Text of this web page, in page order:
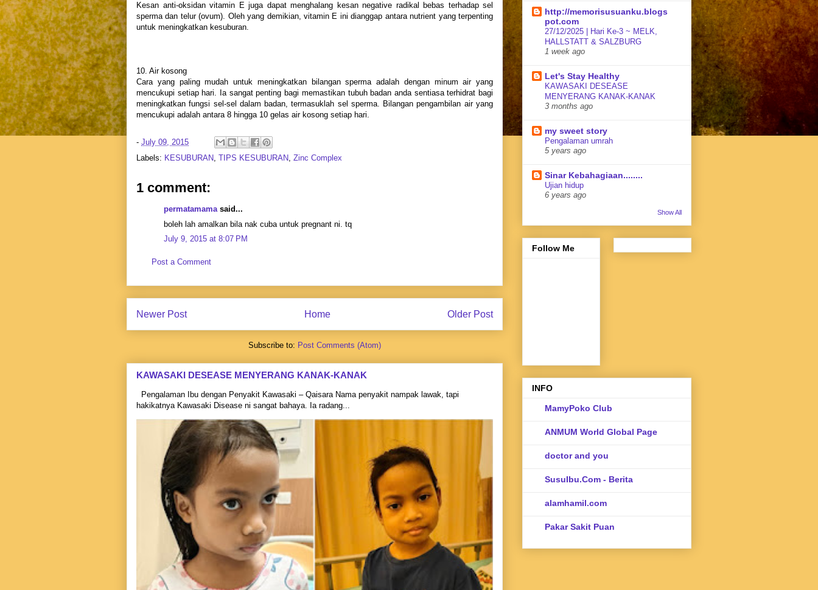
Kesan anti-oksidan vitamin E juga dapat menghalang kesan negative radikal bebas terhadap sel
sperma dan telur (ovum). Oleh yang demikian, vitamin E ini dianggap antara nutrient yang terpenting
untuk meningkatkan kesuburan.
10. Air kosong
Cara yang paling mudah untuk meningkatkan bilangan sperma adalah dengan minum air yang
mencukupi setiap hari. Ia sangat penting bagi memastikan tubuh badan anda sentiasa terhidrat bagi
meningkatkan fungsi sel-sel dalam badan, termasuklah sel sperma. Bilangan pengambilan air yang
mencukupi adalah antara 8 hingga 10 gelas air kosong setiap hari.
- July 09, 2015
Labels: KESUBURAN, TIPS KESUBURAN, Zinc Complex
1 comment:
permatamamasaid...
boleh lah amalkan bila nak cuba untuk pregnant ni. tq
July 9, 2015 at 8:07 PM
Post a Comment
Newer Post Older Post
Home
Subscribe to: Post Comments (Atom)
KAWASAKI DESEASE MENYERANG KANAK-KANAK
Pengalaman Ibu dengan Penyakit Kawasaki – Qaisara Nama penyakit nampak lawak, tapi
hakikatnya Kawasaki Disease ni sangat bahaya. Ia radang...
http://memorisusuanku.blogs
pot.com
27/12/2025 | Hari Ke-3 ~ MELK,
HALLSTATT & SALZBURG
1 week ago
Let's Stay Healthy
KAWASAKI DESEASE
MENYERANG KANAK-KANAK
3 months ago
my sweet story
Pengalaman umrah
5 years ago
Sinar Kebahagiaan........
Ujian hidup
6 years ago
Show All
Follow Me
INFO
MamyPoko Club
ANMUM World Global Page
doctor and you
SusuIbu.Com - Berita
alamhamil.com
Pakar Sakit Puan